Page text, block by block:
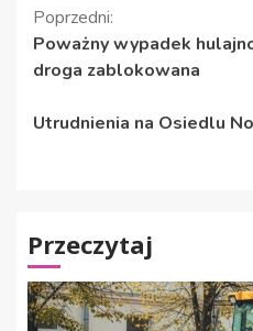
Kontynuuj
czytanie
Poprzedni:
Poważny wypadek
droga zablokowana
Utrudnienia na Osiedlu
Przeczytaj